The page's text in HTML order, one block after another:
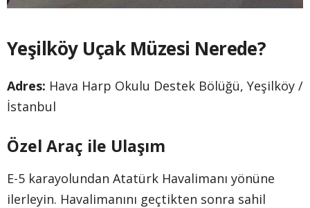
Yeşilköy Uçak Müzesi Nerede?
Adres: Hava Harp Okulu Destek Bölüğü, Yeşilköy /
İstanbul
Özel Araç ile Ulaşım
E-5 karayolundan Atatürk Havalimanı yönüne
ilerleyin. Havalimanını geçtikten sonra sahil